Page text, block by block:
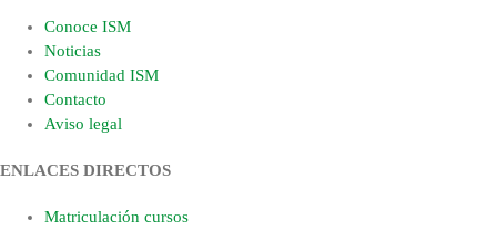
Conoce ISM
Noticias
Comunidad ISM
Contacto
Aviso legal
ENLACES DIRECTOS
Matriculación cursos